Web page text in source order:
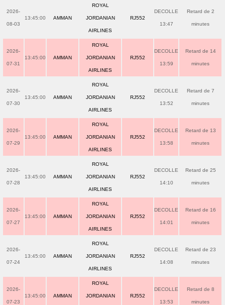
2026-
08-03
13:45:00 AMMAN
ROYAL
JORDANIAN
AIRLINES
RJ552
DECOLLE
13:47
Retard de 2
minutes
2026-
07-31
13:45:00 AMMAN
ROYAL
JORDANIAN
AIRLINES
RJ552
DECOLLE
13:59
Retard de 14
minutes
2026-
07-30
13:45:00 AMMAN
ROYAL
JORDANIAN
AIRLINES
RJ552
DECOLLE
13:52
Retard de 7
minutes
2026-
07-29
13:45:00 AMMAN
ROYAL
JORDANIAN
AIRLINES
RJ552
DECOLLE
13:58
Retard de 13
minutes
2026-
07-28
13:45:00 AMMAN
ROYAL
JORDANIAN
AIRLINES
RJ552
DECOLLE
14:10
Retard de 25
minutes
2026-
07-27
13:45:00 AMMAN
ROYAL
JORDANIAN
AIRLINES
RJ552
DECOLLE
14:01
Retard de 16
minutes
2026-
07-24
13:45:00 AMMAN
ROYAL
JORDANIAN
AIRLINES
RJ552
DECOLLE
14:08
Retard de 23
minutes
2026-
07-23
13:45:00 AMMAN
ROYAL
JORDANIAN RJ552
DECOLLE
13:53
Retard de 8
minutes